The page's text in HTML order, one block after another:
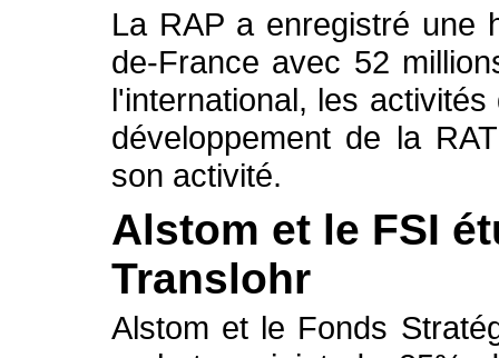
La RAP a enregistré une
de-France avec 52
l'international, les
développement de la
son activité.
Alstom et le FSI
Translohr
Alstom et le Fonds